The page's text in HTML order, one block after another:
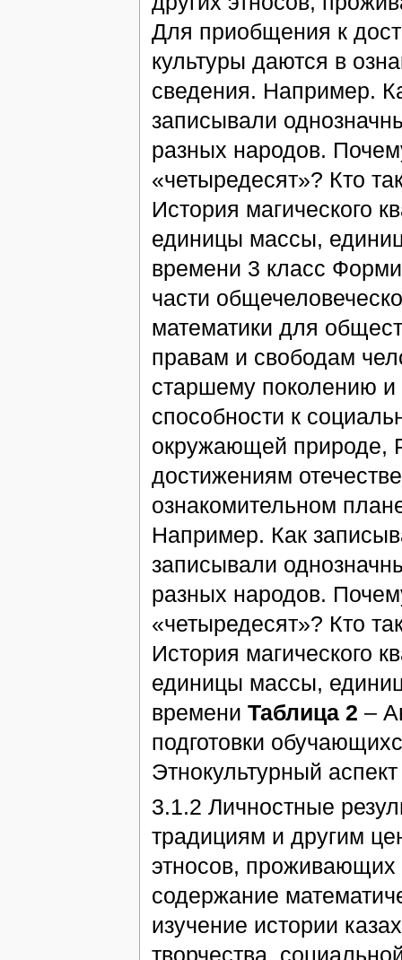
Для приобщения к
культуры даются в
сведения. Например.
записывали
разных народов.
«четыредесят»? Кто
История магического
единицы массы,
времени 3 класс
части
математики для
правам и свободам
старшему поколению и
способности к
окружающей природе,
достижениям
ознакомительном
Например. Как
записывали
разных народов.
«четыредесят»? Кто
История магического
единицы массы,
времени Таблица 2 –
подготовки
Этнокультурный
3.1.2 Личностные
традициям и другим
этносов, проживающих
содержание
изучение истории
творчества,